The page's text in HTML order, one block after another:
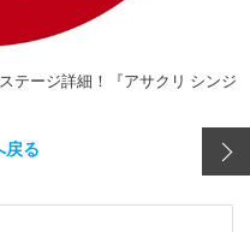
テージ詳細！『アサクリ シンジ
戻る